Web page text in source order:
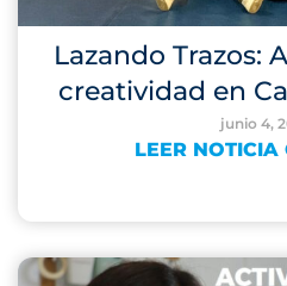
Lazando Trazos:
creatividad en
junio 4,
LEER NOTICIA